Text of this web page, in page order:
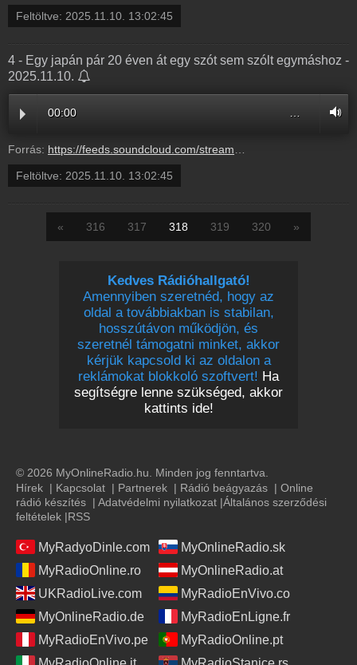
Feltöltve: 2025.11.10. 13:02:45
4 - Egy japán pár 20 éven át egy szót sem szólt egymáshoz -
2025.11.10.
00:00
Forrás: https://feeds.soundcloud.com/stream/2209963211-radio1hungary-4-egy-japan-par-20-even-at-egy-szot-sem-szolt-egymashoz-4.mp3
Feltöltve: 2025.11.10. 13:02:45
« 316 317 318 319 320 »
Kedves Rádióhallgató!
Amennyiben szeretnéd, hogy az
oldal a továbbiakban is stabilan,
hosszútávon működjön, és
szeretnél támogatni minket, akkor
kérjük kapcsold ki az oldalon a
reklámokat blokkoló szoftvert! Ha
segítségre lenne szükséged, akkor
kattints ide!
© 2026 MyOnlineRadio.hu. Minden jog fenntartva.
Hírek | Kapcsolat | Partnerek | Rádió beágyazás | Online
rádió készítés | Adatvédelmi nyilatkozat |Általános szerződési
feltételek |RSS
MyRadyoDinle.com
MyOnlineRadio.sk
MyRadioOnline.ro
MyOnlineRadio.at
UKRadioLive.com
MyRadioEnVivo.co
MyOnlineRadio.de
MyRadioEnLigne.fr
MyRadioEnVivo.pe
MyRadioOnline.pt